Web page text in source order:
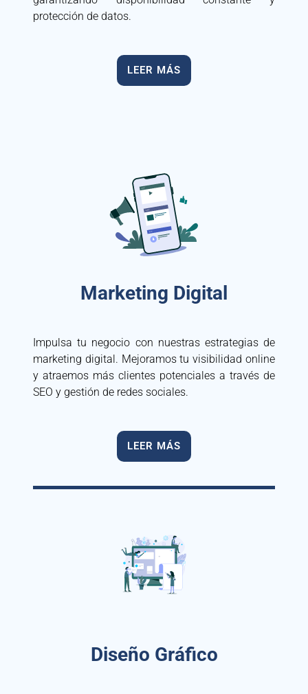
protección de datos.
LEER MÁS
Marketing Digital
Impulsa tu negocio con nuestras estrategias de
marketing digital. Mejoramos tu visibilidad online
y atraemos más clientes potenciales a través de
SEO y gestión de redes sociales.
LEER MÁS
Diseño Gráfico